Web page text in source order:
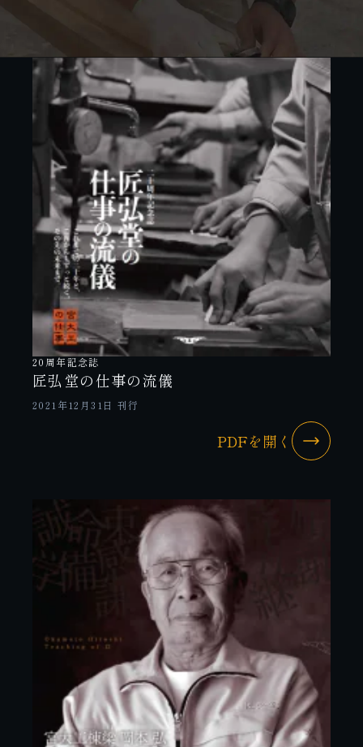
20周年記念誌
匠弘堂の仕事の流儀
2021年12月31日 刊行
PDFを開く